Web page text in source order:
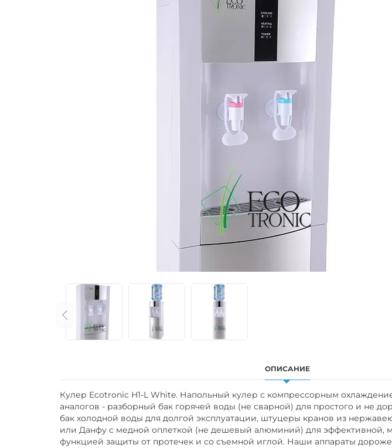
ОПИСАНИЕ
Кулер Ecotronic H1-L White. Напольный кулер с компрессорным
аналогов - разборный бак горячей воды (не сварной) для простого и не
бак холодной воды для долгой эксплуатации, штуцеры кранов из
или Данфу с медной оплеткой (не дешевый алюминий) для эффективной,
функцией защиты от протечек и со съемной иглой. Наши аппараты